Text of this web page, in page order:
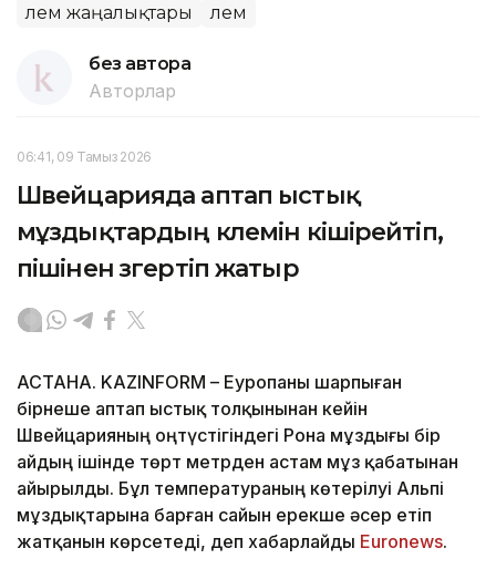
Әлем жаңалықтары Әлем
без автора
Авторлар
06:41, 09 Тамыз 2026
Швейцарияда аптап ыстық
мұздықтардың көлемін кішірейтіп,
пішінен өзгертіп жатыр
АСТАНА. KAZINFORM – Еуропаны шарпыған
бірнеше аптап ыстық толқынынан кейін
Швейцарияның оңтүстігіндегі Рона мұздығы бір
айдың ішінде төрт метрден астам мұз қабатынан
айырылды. Бұл температураның көтерілуі Альпі
мұздықтарына барған сайын ерекше әсер етіп
жатқанын көрсетеді, деп хабарлайды Еuronews.